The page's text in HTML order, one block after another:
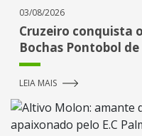
03/08/2026
Cruzeiro conquista
Bochas Pontobol
LEIA MAIS